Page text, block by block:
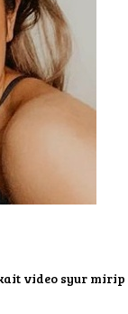
video syur